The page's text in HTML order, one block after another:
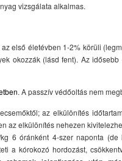
vizsgálata alkalmas.
első életévben 1-2% körüli
okozzák (lásd fent). Az
. A passzív védőoltás nem
az elkülönítés
az elkülönítés nehezen
6 óránként 4-szer naponta
a kórokozó hordozást,